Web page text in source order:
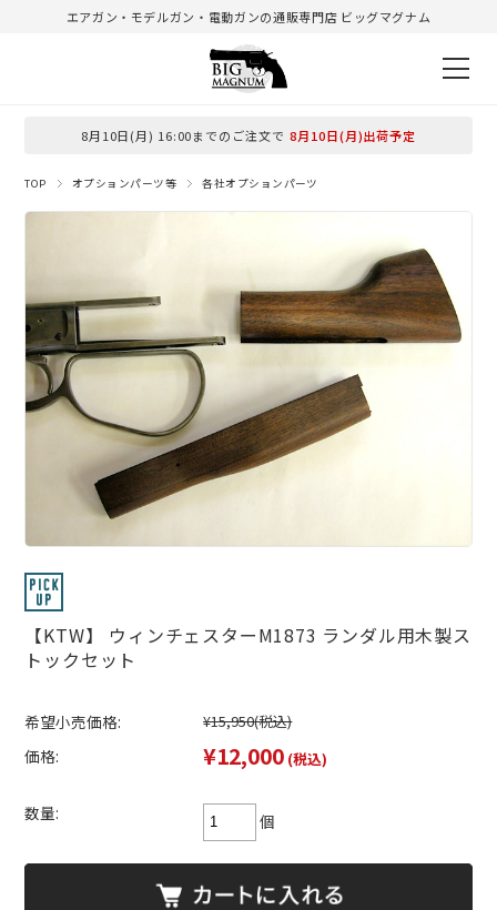
エアガン・モデルガン・電動ガンの通販専門店 ビッグマグナム
8月10日(月) 16:00までのご注文で 8月10日(月)出荷予定
TOP オプションパーツ等 各社オプションパーツ
【KTW】 ウィンチェスターM1873 ランダル用木製ス
トックセット
希望小売価格: ¥15,950(税込)
価格: ¥12,000 (税込)
数量: 個